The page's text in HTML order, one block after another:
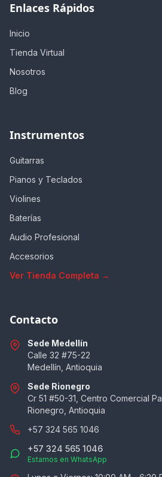
Enlaces Rápidos
Inicio
Tienda Virtual
Nosotros
Blog
Instrumentos
Guitarras
Pianos y Teclados
Violines
Baterías
Audio Profesional
Accesorios
Ver Tienda Completa →
Contacto
Sede Medellín
Calle 32 #75-22
Medellín, Antioquia
Sede Rionegro
Cr 51 #50-31, Centro Comercial
Rionegro, Antioquia
+57 324 565 1046
+57 324 565 1046
Estamos en WhatsApp